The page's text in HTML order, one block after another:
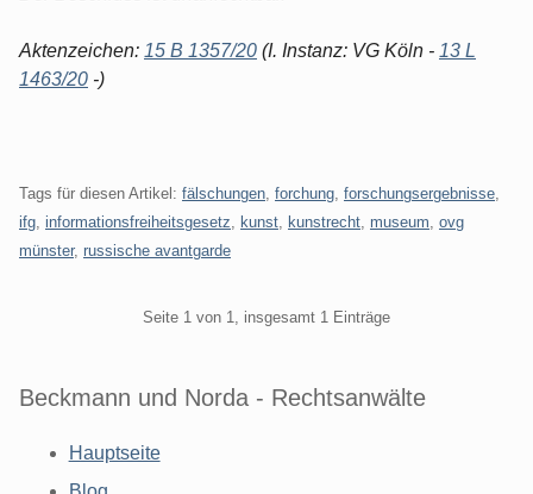
Aktenzeichen: 15 B 1357/20 (I. Instanz: VG Köln - 13 L
1463/20 -)
Tags für diesen Artikel: fälschungen forchung forschungsergebnisse
ifg informationsfreiheitsgesetz kunst kunstrecht museum ovg
münster, russische avantgarde
Seite 1 von 1, insgesamt 1 Einträge
Beckmann und Norda - Rechtsanwälte
Hauptseite